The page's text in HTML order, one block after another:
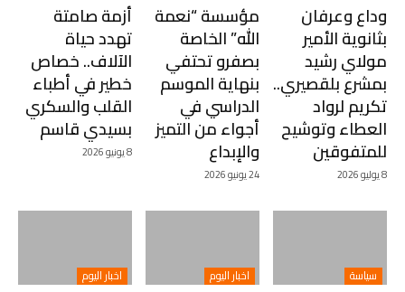
وداع وعرفان
بثانوية الأمير
مولاي رشيد
بمشرع بلقصيري..
تكريم لرواد
العطاء وتوشيح
للمتفوقين
8 يوليو 2026
مؤسسة “نعمة
الله” الخاصة
بصفرو تحتفي
بنهاية الموسم
الدراسي في
أجواء من التميز
والإبداع
24 يونيو 2026
أزمة صامتة
تهدد حياة
الآلاف.. خصاص
خطير في أطباء
القلب والسكري
بسيدي قاسم
8 يونيو 2026
سياسة اخبار اليوم اخبار اليوم